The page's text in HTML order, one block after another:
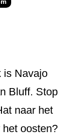
is Navajo
Bluff. Stop
naar het
oosten?